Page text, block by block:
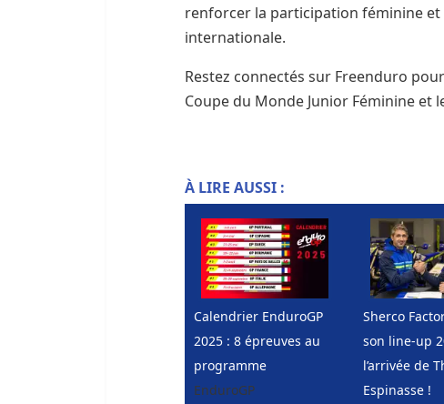
renforcer la participation féminine
internationale.
Restez connectés sur Freenduro
Coupe du Monde Junior Féminine et
À LIRE AUSSI :
Calendrier EnduroGP
2025 : 8 épreuves au
programme
EnduroGP
Sherco
son line-up
l’arrivée de
Espinasse !